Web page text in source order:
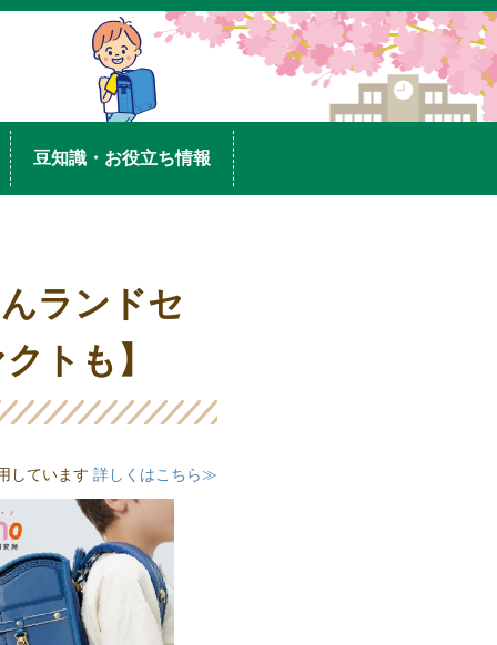
豆知識・お役立ち情報
ランドセ
トも】
しています 詳しくはこちら≫